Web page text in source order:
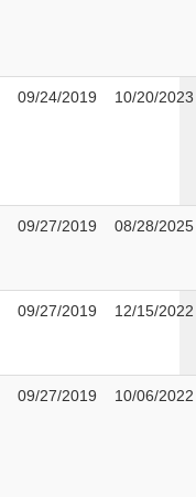
09/24/2019 10/20/2023
09/27/2019 08/28/2025
09/27/2019 12/15/2022
09/27/2019 10/06/2022